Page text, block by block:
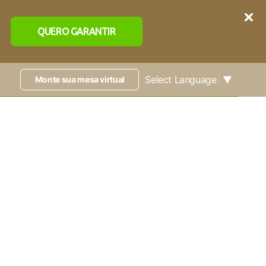
QUERO GARANTIR
Monte sua mesa virtual Select Language ▼